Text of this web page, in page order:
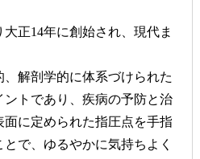
大正14年に創始され、現代ま
解剖学的に体系づけられた
トであり、疾病の予防と治
に定められた指圧点を手指
で、ゆるやかに気持ちよく